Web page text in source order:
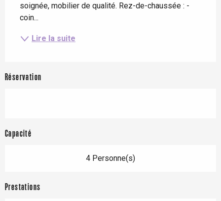
soignée, mobilier de qualité. Rez-de-chaussée : -
coin...
Lire la suite
Réservation
Capacité
4 Personne(s)
Prestations